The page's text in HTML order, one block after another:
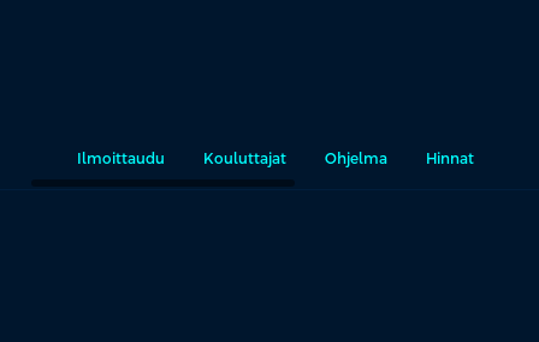
Ilmoittaudu Kouluttajat Ohjelma Hinnat